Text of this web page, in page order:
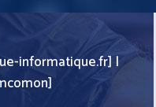
informatique.fr] |